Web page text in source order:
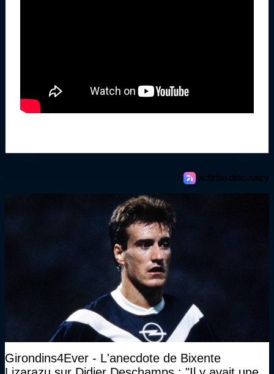
Girondins4Ever - L'anecdote de Bixente